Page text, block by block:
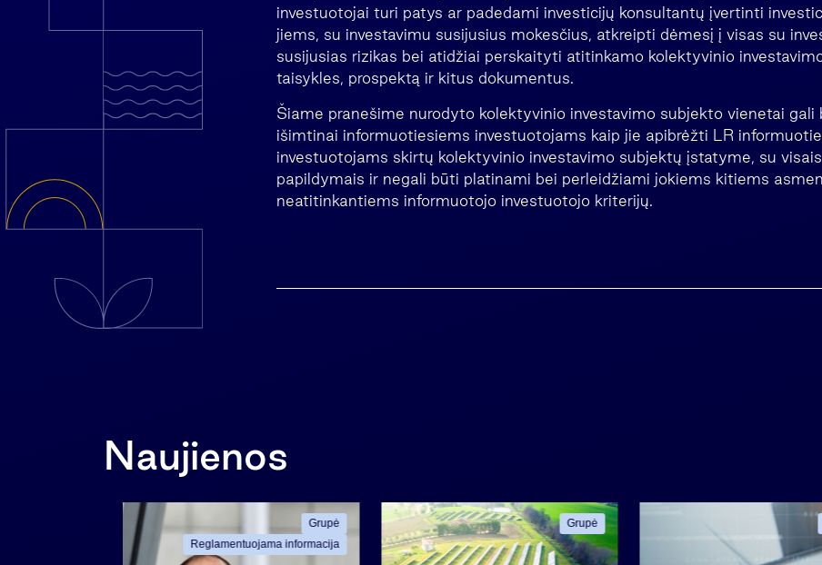
investuotojai turi patys ar padedami investicijų konsultantų įvertinti
jiems, su investavimu susijusius mokesčius, atkreipti dėmesį į visas su
susijusias rizikas bei atidžiai perskaityti atitinkamo kolektyvinio
taisykles, prospektą ir kitus dokumentus.
Šiame pranešime nurodyto kolektyvinio investavimo subjekto vienetai gali
išimtinai informuotiesiems investuotojams kaip jie apibrėžti LR
investuotojams skirtų kolektyvinio investavimo subjektų įstatyme, su
papildymais ir negali būti platinami bei perleidžiami jokiems kitiems
neatitinkantiems informuotojo investuotojo kriterijų.
Naujienos
Grupė
Reglamentuojama informacija
Grupė